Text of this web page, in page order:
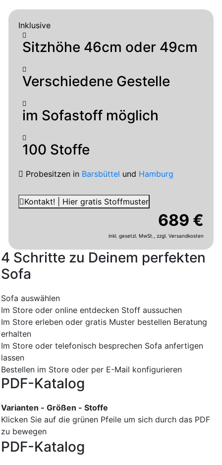
Inklusive
Sitzhöhe 46cm oder 49cm
Verschiedene Gestelle
im Sofastoff möglich
100 Stoffe
Probesitzen in Barsbüttel und Hamburg
Kontakt! | Hier gratis Stoffmuster
689 €
inkl. gesetzl. MwSt., zzgl. Versandkosten
4 Schritte zu Deinem perfekten
Sofa
Sofa auswählen
Im Store oder online entdecken Stoff aussuchen
Im Store erleben oder gratis Muster bestellen Beratung
erhalten
Im Store oder telefonisch besprechen Sofa anfertigen
lassen
Bestellen im Store oder per E-Mail konfigurieren
PDF-Katalog
Varianten - Größen - Stoffe
Klicken Sie auf die grünen Pfeile um sich durch das PDF
zu bewegen
PDF-Katalog